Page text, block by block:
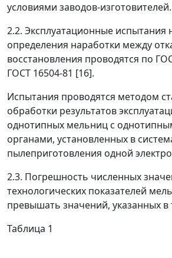
условиями заводов-изготовителей.
2.2. Эксплуатационные испытания
определения наработки между
восстановления проводятся по
ГОСТ 16504-81 [16].
Испытания проводятся методом
обработки результатов
однотипных мельниц с
органами, установленных в
пылеприготовления одной
2.3. Погрешность численных
технологических показателей
превышать значений, указанных в
Таблица 1